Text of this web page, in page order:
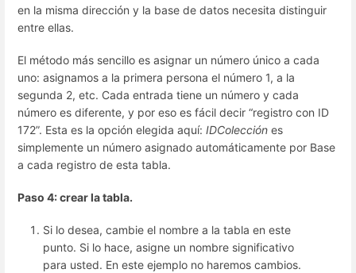
en la misma dirección y la base de datos necesita distinguir
entre ellas.
El método más sencillo es asignar un número único a cada
uno: asignamos a la primera persona el número 1, a la
segunda 2, etc. Cada entrada tiene un número y cada
número es diferente, y por eso es fácil decir “registro con ID
172”. Esta es la opción elegida aquí: IDColección es
simplemente un número asignado automáticamente por Base
a cada registro de esta tabla.
Paso 4: crear la tabla.
Si lo desea, cambie el nombre a la tabla en este
punto. Si lo hace, asigne un nombre significativo
para usted. En este ejemplo no haremos cambios.